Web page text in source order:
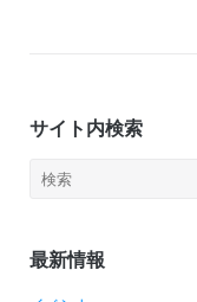
サイト内検索
最新情報